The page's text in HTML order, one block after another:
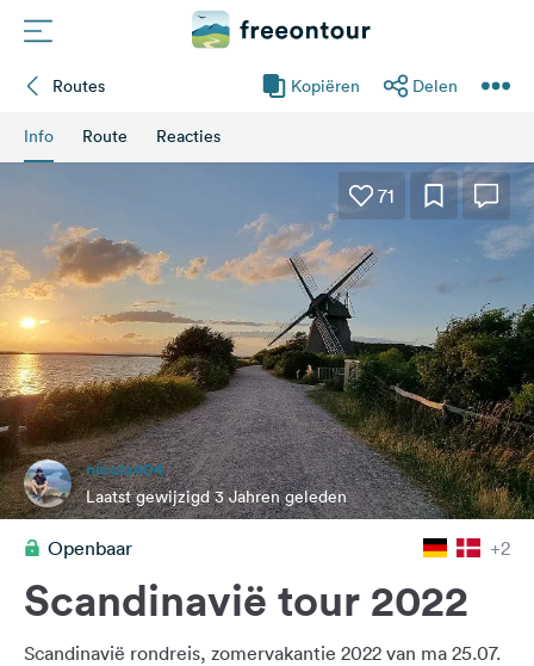
Magazine
Partners
Registreren
Inloggen
Nieuwsbrief
Feedback
Taal:
Routes Kopiëren Delen
Info Route Reacties
71
nicola404
Laatst gewijzigd 3 Jahren geleden
Openbaar +2
Scandinavië tour 2022
Scandinavië rondreis, zomervakantie 2022 van ma 25.07.